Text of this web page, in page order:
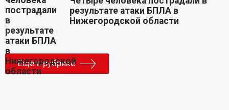
результате атаки БПЛА в
Нижегородской области
Еще в рубрике